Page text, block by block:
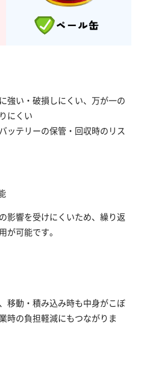
強い・破損しにくい、万が一の
にくい
ッテリーの保管・回収時のリス
影響を受けにくいため、繰り返
が可能です。
移動・積み込み時も中身がこぼ
時の負担軽減にもつながりま